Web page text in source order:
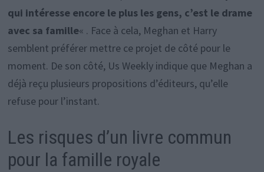
qui intéresse encore le plus les gens, c’est le drame
avec sa famille« . Face à cela, Meghan et Harry
semblent préférer mettre ce projet de côté pour le
moment. De son côté, Us Weekly indique que Meghan a
déjà reçu plusieurs propositions d’éditeurs, qu’elle
refuse pour l’instant.
Les risques d’un livre commun
pour la famille royale